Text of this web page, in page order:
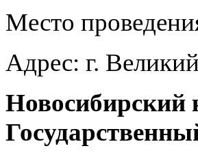
Место
Адрес: г.
Новосибирский